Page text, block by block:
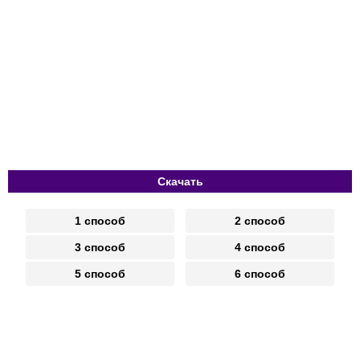
Скачать
1 способ 2 способ
3 способ 4 способ
5 способ 6 способ